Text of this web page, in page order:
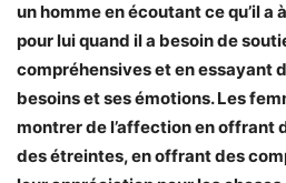
un homme en écoutant ce qu’il a
pour lui quand il a besoin de
compréhensives et en essayant
besoins et ses émotions. Les
montrer de l’affection en offrant
des étreintes, en offrant des